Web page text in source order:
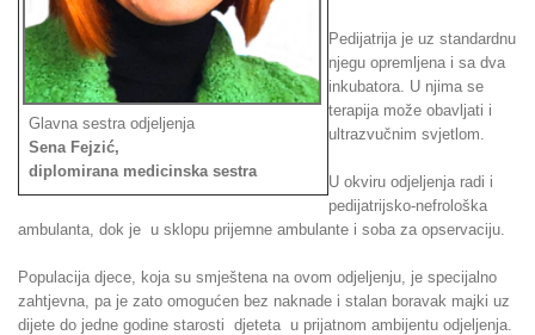
Glavna sestra odjeljenja
Sena Fejzić,
diplomirana medicinska sestra
Pedijatrija je uz standardnu
njegu opremljena i sa dva
inkubatora. U njima se
terapija može obavljati i
ultrazvučnim svjetlom.
U okviru odjeljenja radi i
pedijatrijsko-nefrološka
ambulanta, dok je u sklopu prijemne ambulante i soba za opservaciju.
Populacija djece, koja su smještena na ovom odjeljenju, je specijalno
zahtjevna, pa je zato omogućen bez naknade i stalan boravak majki uz
dijete do jedne godine starosti djeteta u prijatnom ambijentu odjeljenja.